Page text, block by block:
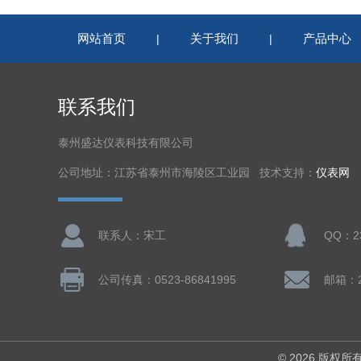
网站首页 | 关于我们 | 产品中心
联系我们
泰州盛达仪表科技有限公司
公司地址：江苏省泰州市海陵区工业园 技术支持： 仪表网
联系人：宋工 QQ：
公司传真：0523-86841995 邮箱
© 2026 版权所